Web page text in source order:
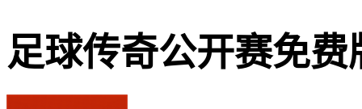
足球传奇公开赛免费